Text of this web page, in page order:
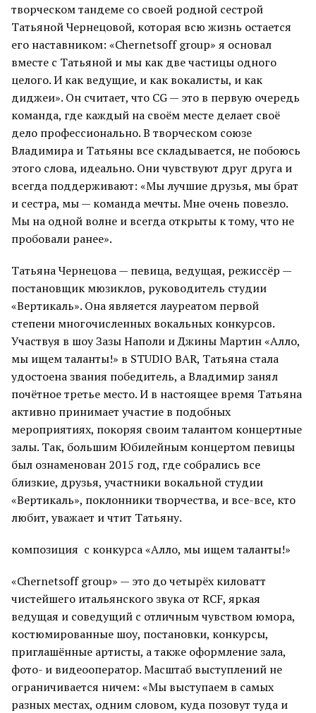
творческом тандеме со своей родной сестрой
Татьяной Чернецовой, которая всю жизнь остается
его наставником: «Chernetsoff group» я основал
вместе с Татьяной и мы как две частицы одного
целого. И как ведущие, и как вокалисты, и как
диджеи». Он считает, что CG — это в первую очередь
команда, где каждый на своём месте делает своё
дело профессионально. В творческом союзе
Владимира и Татьяны все складывается, не побоюсь
этого слова, идеально. Они чувствуют друг друга и
всегда поддерживают: «Мы лучшие друзья, мы брат
и сестра, мы — команда мечты. Мне очень повезло.
Мы на одной волне и всегда открыты к тому, что не
пробовали ранее».
Татьяна Чернецова — певица, ведущая, режиссёр —
постановщик мюзиклов, руководитель студии
«Вертикаль». Она является лауреатом первой
степени многочисленных вокальных конкурсов.
Участвуя в шоу Зазы Наполи и Джины Мартин «Алло,
мы ищем таланты!» в STUDIO BAR, Татьяна стала
удостоена звания победитель, а Владимир занял
почётное третье место. И в настоящее время Татьяна
активно принимает участие в подобных
мероприятиях, покоряя своим талантом концертные
залы. Так, большим Юбилейным концертом певицы
был ознаменован 2015 год, где собрались все
близкие, друзья, участники вокальной студии
«Вертикаль», поклонники творчества, и все-все, кто
любит, уважает и чтит Татьяну.
композиция с конкурса «Алло, мы ищем таланты!»
«Chernetsoff group» — это до четырёх киловатт
чистейшего итальянского звука от RCF, яркая
ведущая и соведущий с отличным чувством юмора,
костюмированные шоу, постановки, конкурсы,
приглашённые артисты, а также оформление зала,
фото- и видеооператор. Масштаб выступлений не
ограничивается ничем: «Мы выступаем в самых
разных местах, одним словом, куда позовут туда и